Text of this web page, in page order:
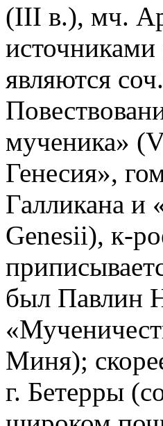
(III в.), мч.
являются
мученика»
Генесия»,
Галликана и
Genesii), к-
был Павлин
Миня);
г. Бетерры